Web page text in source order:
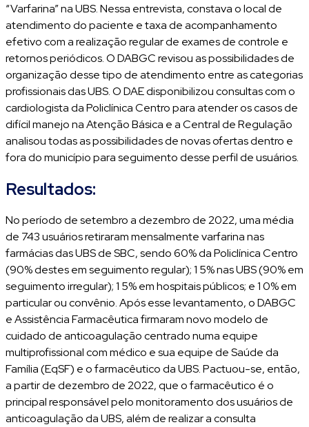
“Varfarina” na UBS. Nessa entrevista, constava o local de
atendimento do paciente e taxa de acompanhamento
efetivo com a realização regular de exames de controle e
retornos periódicos. O DABGC revisou as possibilidades de
organização desse tipo de atendimento entre as categorias
profissionais das UBS. O DAE disponibilizou consultas com o
cardiologista da Policlínica Centro para atender os casos de
difícil manejo na Atenção Básica e a Central de Regulação
analisou todas as possibilidades de novas ofertas dentro e
fora do município para seguimento desse perfil de usuários.
Resultados:
No período de setembro a dezembro de 2022, uma média
de 743 usuários retiraram mensalmente varfarina nas
farmácias das UBS de SBC, sendo 60% da Policlínica Centro
(90% destes em seguimento regular); 1 5% nas UBS (90% em
seguimento irregular); 1 5% em hospitais públicos; e 1 0% em
particular ou convênio. Após esse levantamento, o DABGC
e Assistência Farmacêutica firmaram novo modelo de
cuidado de anticoagulação centrado numa equipe
multiprofissional com médico e sua equipe de Saúde da
Família (EqSF) e o farmacêutico da UBS. Pactuou-se, então,
a partir de dezembro de 2022, que o farmacêutico é o
principal responsável pelo monitoramento dos usuários de
anticoagulação da UBS, além de realizar a consulta